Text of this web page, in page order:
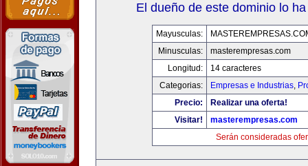
El dueño de este dominio lo
Mayusculas:
Minusculas:
masterempresas.com
Longitud:
14 caracteres
Categorias:
Empresas e Industrias,
Precio:
Realizar una oferta!
Visitar!
masterempresas.com
Serán consideradas